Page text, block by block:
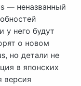
— неназванный
у него будут
о новом
но детали не
в японских
версия